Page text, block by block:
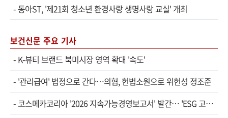
-동아ST, '제21회 청소년 환경사랑 생명사랑 교실' 개최
보건신문 주요 기사
- K-뷰티 브랜드 북미시장 영역 확대 '속도'
- '관리급여' 법정으로 간다…의협, 헌법소원으로 위헌성 정조준
- 코스메카코리아 '2026 지속가능경영보고서' 발간… 'ESG 고…